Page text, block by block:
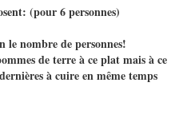
(pour 6 personnes)
le nombre de personnes!
de terre à ce plat mais à ce
à cuire en même temps